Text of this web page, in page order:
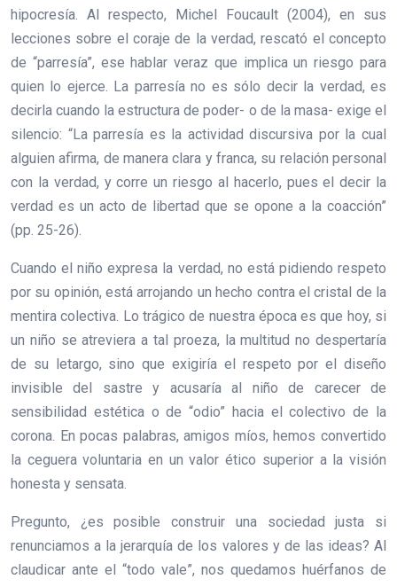
hipocresía. Al respecto, Michel Foucault (2004), en sus
lecciones sobre el coraje de la verdad, rescató el concepto
de “parresía”, ese hablar veraz que implica un riesgo para
quien lo ejerce. La parresía no es sólo decir la verdad, es
decirla cuando la estructura de poder- o de la masa- exige el
silencio: “La parresía es la actividad discursiva por la cual
alguien afirma, de manera clara y franca, su relación personal
con la verdad, y corre un riesgo al hacerlo, pues el decir la
verdad es un acto de libertad que se opone a la coacción”
(pp. 25-26).
Cuando el niño expresa la verdad, no está pidiendo respeto
por su opinión, está arrojando un hecho contra el cristal de la
mentira colectiva. Lo trágico de nuestra época es que hoy, si
un niño se atreviera a tal proeza, la multitud no despertaría
de su letargo, sino que exigiría el respeto por el diseño
invisible del sastre y acusaría al niño de carecer de
sensibilidad estética o de “odio” hacia el colectivo de la
corona. En pocas palabras, amigos míos, hemos convertido
la ceguera voluntaria en un valor ético superior a la visión
honesta y sensata.
Pregunto, ¿es posible construir una sociedad justa si
renunciamos a la jerarquía de los valores y de las ideas? Al
claudicar ante el “todo vale”, nos quedamos huérfanos de